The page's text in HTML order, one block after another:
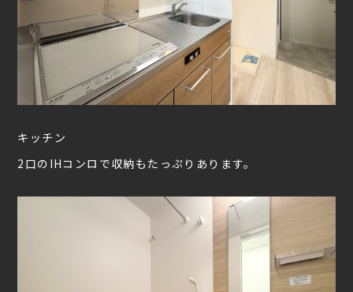
キッチン
2口のIHコンロで収納もたっぷりあります。